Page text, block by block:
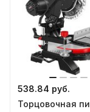
538.84 руб.
Торцовочная